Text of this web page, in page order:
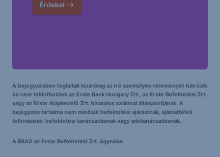
Érdekel
A bejegyzésben foglaltak kizárólag az író személyes véleményét tükrözik
és nem tekinthetőek az Erste Bank Hungary Zrt., az Erste Befektetési Zrt.
vagy az Erste Alapkezelő Zrt. hivatalos szakmai álláspontjának. A
bejegyzés tartalma nem minősül befektetési ajánlatnak, ajánlattételi
felhívásnak, befektetési tanácsadásnak vagy adótanácsadásnak.
A BRAD az Erste Befektetési Zrt. ügynöke.